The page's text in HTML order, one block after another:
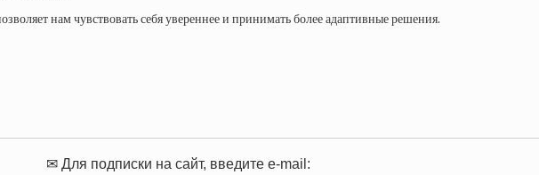
нам чувствовать себя увереннее и принимать более адаптивные решения.
✉ Для подписки на сайт, введите e-mail: